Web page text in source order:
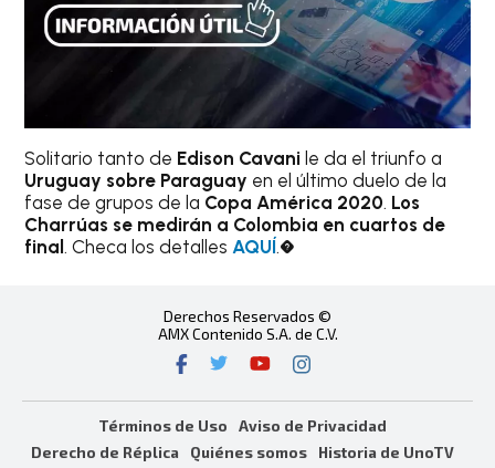
Solitario tanto de Edison Cavani le da el triunfo a
Uruguay sobre Paraguay en el último duelo de la
fase de grupos de la Copa América 2020. Los
Charrúas se medirán a Colombia en cuartos de
final. Checa los detalles AQUÍ.�
Derechos Reservados ©
AMX Contenido S.A. de C.V.
Términos de Uso
Aviso de Privacidad
Derecho de Réplica
Quiénes somos Historia de UnoTV